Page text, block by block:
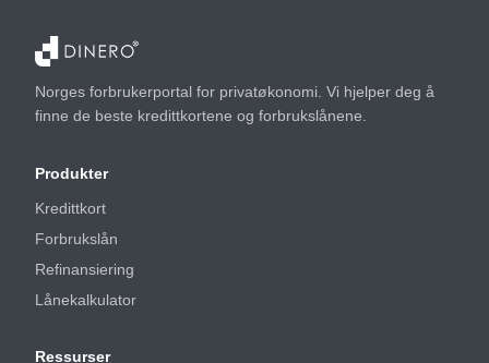
Norges forbrukerportal for privatøkonomi. Vi hjelper deg å
finne de beste kredittkortene og forbrukslånene.
Produkter
Kredittkort
Forbrukslån
Refinansiering
Lånekalkulator
Ressurser